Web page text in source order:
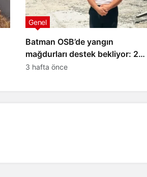
Batman OSB’de yangın
mağdurları destek bekliyor: 20
yıllık emeğimiz kül oldu
Genel
3 hafta önce